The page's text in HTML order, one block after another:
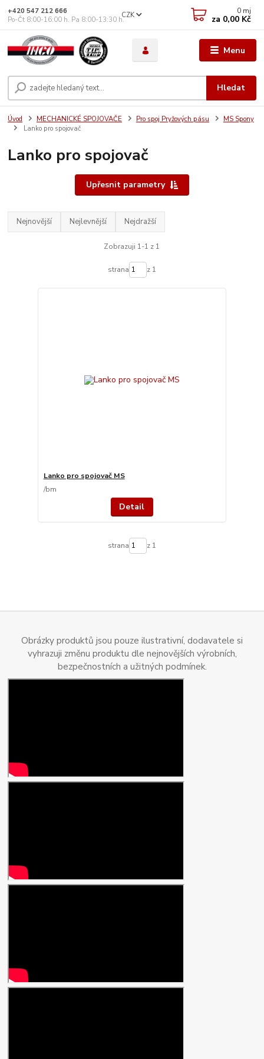
Menu
CZK
Hledat
+420 547 212 666
Po-Čt 8:00-16:00 h. Pa 8:00-13:30 h.
0 mj
za 0,00 Kč
Úvod MECHANICKÉ SPOJOVAČE Pro spoj Pryžových pásu
MS Spony
Lanko pro spojovač
Lanko pro spojovač
Upřesnit parametry
Nejnovější Nejlevnější Nejdražší
Zobrazuji 1-1 z 1
strana z 1
Lanko pro spojovač MS
/bm
Detail
strana z 1
Obrázky produktů jsou pouze ilustrativní, dodavatele si
vyhrazuji změnu produktu dle nejnovějších výrobních,
bezpečnostních a užitných podmínek.